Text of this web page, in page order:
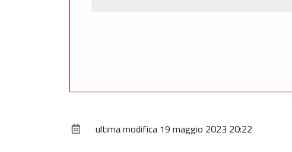
ultima modifica 19 maggio 2023 20:22